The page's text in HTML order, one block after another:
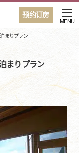
预约订房
MENU
まりプラン
まりプラン